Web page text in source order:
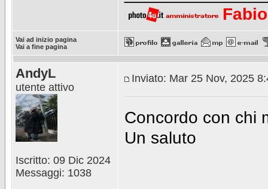
Fabio
Vai ad inizio pagina
Vai a fine pagina
AndyL
utente attivo
Iscritto: 09 Dic 2024
Messaggi: 1038
Inviato: Mar 25 Nov, 2025
Concordo con chi
Un saluto